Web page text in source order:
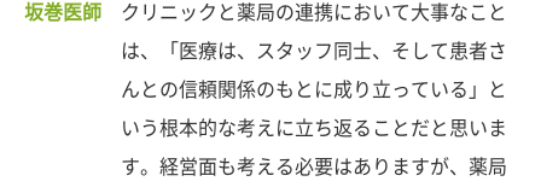
坂巻医師
クリニックと薬局の連携において大事なこと
は、「医療は、スタッフ同士、そして患者さ
んとの信頼関係のもとに成り立っている」と
いう根本的な考えに立ち返ることだと思いま
す。経営面も考える必要はありますが、薬局